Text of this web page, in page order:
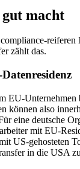
macht
reiferen
zählt das.
EU-Unternehmen
können also
eine deutsche
mit EU-
US-gehosteten
in die USA